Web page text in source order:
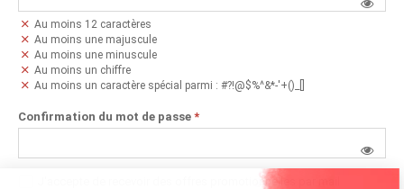
Au moins 12 caractères
Au moins une majuscule
Au moins une minuscule
Au moins un chiffre
Au moins un caractère spécial parmi : #?!@$%^&*-'+()_[]
Confirmation du mot de passe *
J'accepte de recevoir des offres promotionnelles par mail